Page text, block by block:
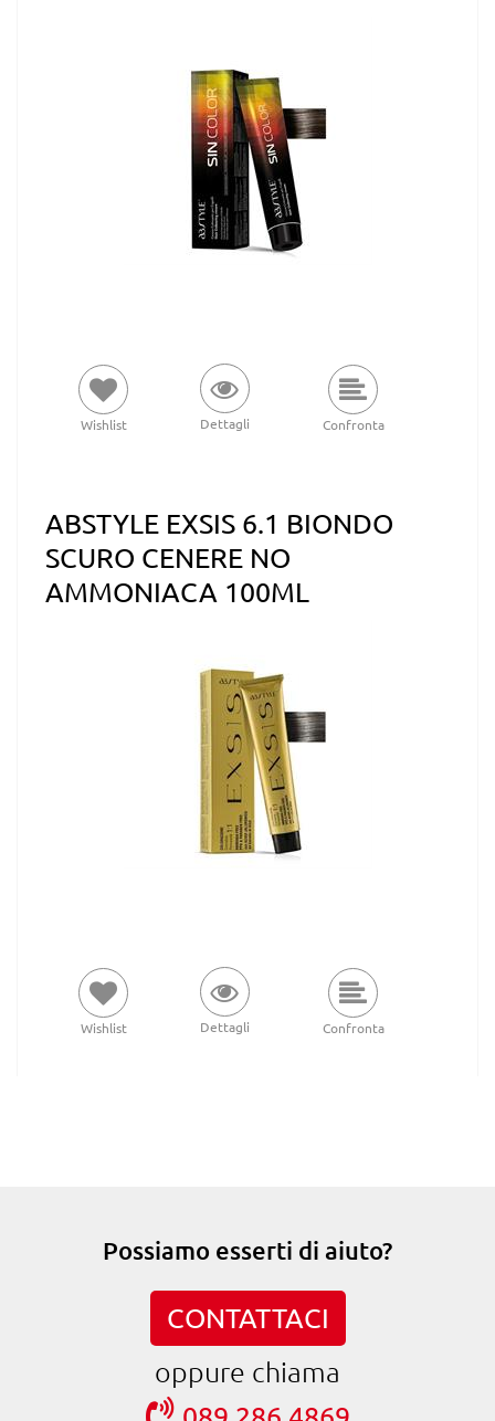
Wishlist Dettagli Confronta
ABSTYLE EXSIS 6.1 BIONDO
SCURO CENERE NO
AMMONIACA 100ML
Wishlist Dettagli Confronta
Possiamo esserti di aiuto?
CONTATTACI
oppure chiama